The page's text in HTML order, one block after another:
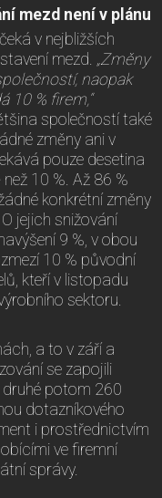
mezd není v plánu
v nejbližších
mezd. „Změny
naopak
10 % firem,“
společností také
změny ani v
pouze desetina
10 %. Až 86 %
konkrétní změny
jejich snižování
9 %, v obou
10 % původní
kteří v listopadu
sektoru.
a to v září a
se zapojili
potom 260
dotazníkového
i prostřednictvím
ve firemní
správy.